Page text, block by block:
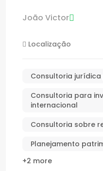
João Victor
Localização
Consultoria jurídica
Consultoria para
internacional
Consultoria sobre
Planejamento
+2 more